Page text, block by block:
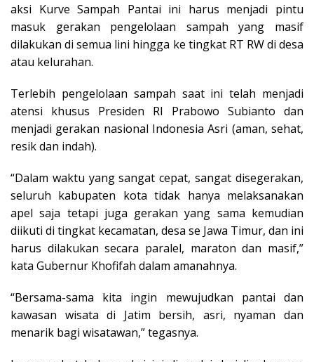
aksi Kurve Sampah Pantai ini harus menjadi pintu
masuk gerakan pengelolaan sampah yang masif
dilakukan di semua lini hingga ke tingkat RT RW di desa
atau kelurahan.
Terlebih pengelolaan sampah saat ini telah menjadi
atensi khusus Presiden RI Prabowo Subianto dan
menjadi gerakan nasional Indonesia Asri (aman, sehat,
resik dan indah).
“Dalam waktu yang sangat cepat, sangat disegerakan,
seluruh kabupaten kota tidak hanya melaksanakan
apel saja tetapi juga gerakan yang sama kemudian
diikuti di tingkat kecamatan, desa se Jawa Timur, dan ini
harus dilakukan secara paralel, maraton dan masif,”
kata Gubernur Khofifah dalam amanahnya.
“Bersama-sama kita ingin mewujudkan pantai dan
kawasan wisata di Jatim bersih, asri, nyaman dan
menarik bagi wisatawan,” tegasnya.